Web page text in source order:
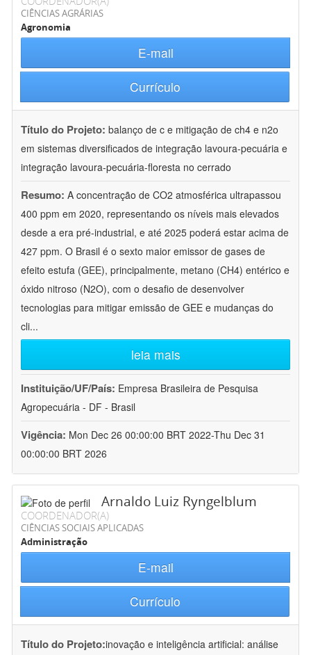
CIÊNCIAS AGRÁRIAS
Agronomia
E-mail
Currículo
Título do Projeto: balanço de c e mitigação de ch4 e n2o
em sistemas diversificados de integração lavoura-pecuária e
integração lavoura-pecuária-floresta no cerrado
Resumo: A concentração de CO2 atmosférica ultrapassou
400 ppm em 2020, representando os níveis mais elevados
desde a era pré-industrial, e até 2025 poderá estar acima de
427 ppm. O Brasil é o sexto maior emissor de gases de
efeito estufa (GEE), principalmente, metano (CH4) entérico e
óxido nitroso (N2O), com o desafio de desenvolver
tecnologias para mitigar emissão de GEE e mudanças do
cli...
leia mais
Instituição/UF/País: Empresa Brasileira de Pesquisa
Agropecuária - DF - Brasil
Vigência: Mon Dec 26 00:00:00 BRT 2022-Thu Dec 31
00:00:00 BRT 2026
Arnaldo Luiz Ryngelblum
COORDENADOR(A)
CIÊNCIAS SOCIAIS APLICADAS
Administração
E-mail
Currículo
Título do Projeto:inovação e inteligência artificial: análise